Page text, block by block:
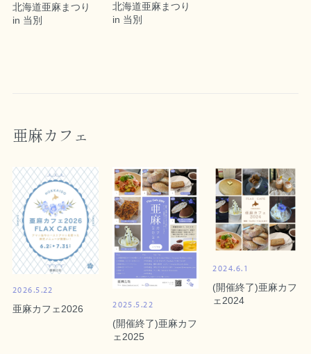
北海道亜麻まつり
in 当別
北海道亜麻まつり
in 当別
亜麻カフェ
2026.5.22
亜麻カフェ2026 2025.5.22
(開催終了)亜麻カフ
ェ2025
2024.6.1
(開催終了)亜麻カフ
ェ2024